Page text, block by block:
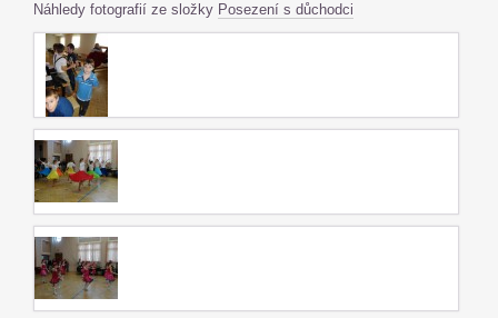
Náhledy fotografií ze složky Posezení s důchodci